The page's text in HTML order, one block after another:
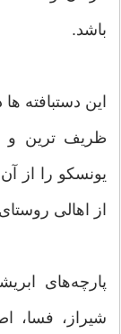
باشد.
ظریف ترین و
یونسکو را از
از اهالی
پارچه‌های
شیراز، فسا،